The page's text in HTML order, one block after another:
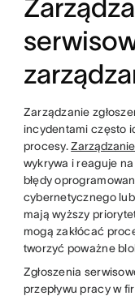
Zarządzanie
incydentami często
procesy.
wykrywa i reaguje
błędy
cybernetycznego
mają wyższy
mogą zakłócać
tworzyć poważne
Zgłoszenia
przepływu pracy w